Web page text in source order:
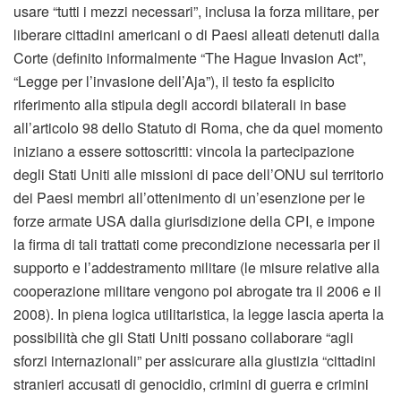
usare “tutti i mezzi necessari”, inclusa la forza militare, per
liberare cittadini americani o di Paesi alleati detenuti dalla
Corte (definito informalmente “The Hague Invasion Act”,
“Legge per l’invasione dell’Aja”), il testo fa esplicito
riferimento alla stipula degli accordi bilaterali in base
all’articolo 98 dello Statuto di Roma, che da quel momento
iniziano a essere sottoscritti: vincola la partecipazione
degli Stati Uniti alle missioni di pace dell’ONU sul territorio
dei Paesi membri all’ottenimento di un’esenzione per le
forze armate USA dalla giurisdizione della CPI, e impone
la firma di tali trattati come precondizione necessaria per il
supporto e l’addestramento militare (le misure relative alla
cooperazione militare vengono poi abrogate tra il 2006 e il
2008). In piena logica utilitaristica, la legge lascia aperta la
possibilità che gli Stati Uniti possano collaborare “agli
sforzi internazionali” per assicurare alla giustizia “cittadini
stranieri accusati di genocidio, crimini di guerra e crimini